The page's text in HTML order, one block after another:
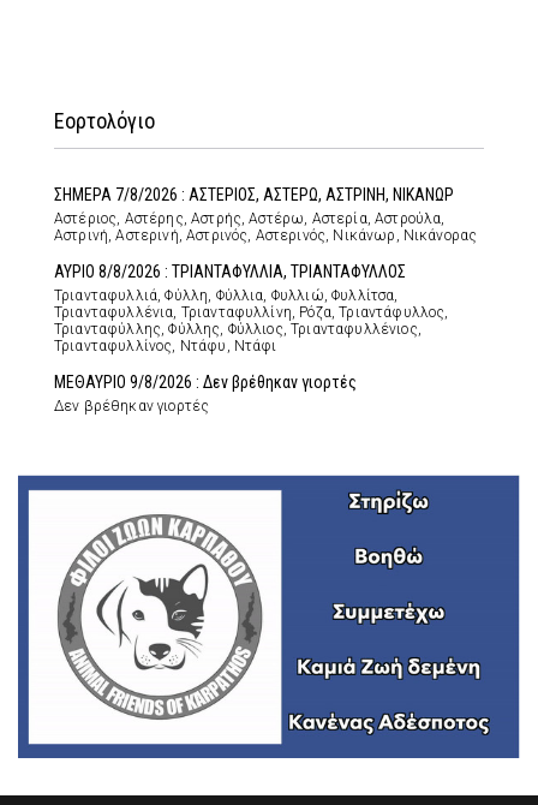
Εορτολόγιο
ΣΗΜΕΡΑ 7/8/2026 : ΑΣΤΕΡΙΟΣ, ΑΣΤΕΡΩ, ΑΣΤΡΙΝΗ, ΝΙΚΑΝΩΡ
Αστέριος, Αστέρης, Αστρής, Αστέρω, Αστερία, Αστρούλα,
Αστρινή, Αστερινή, Αστρινός, Αστερινός, Νικάνωρ, Νικάνορας
ΑΥΡΙΟ 8/8/2026 : ΤΡΙΑΝΤΑΦΥΛΛΙΑ, ΤΡΙΑΝΤΑΦΥΛΛΟΣ
Τριανταφυλλιά, Φύλλη, Φύλλια, Φυλλιώ, Φυλλίτσα,
Τριανταφυλλένια, Τριανταφυλλίνη, Ρόζα, Τριαντάφυλλος,
Τριανταφύλλης, Φύλλης, Φύλλιος, Τριανταφυλλένιος,
Τριανταφυλλίνος, Ντάφυ, Ντάφι
ΜΕΘΑΥΡΙΟ 9/8/2026 : Δεν βρέθηκαν γιορτές
Δεν βρέθηκαν γιορτές